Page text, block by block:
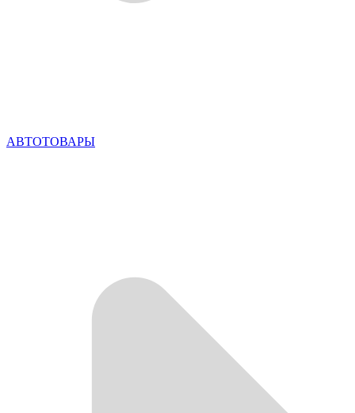
АВТОТОВАРЫ